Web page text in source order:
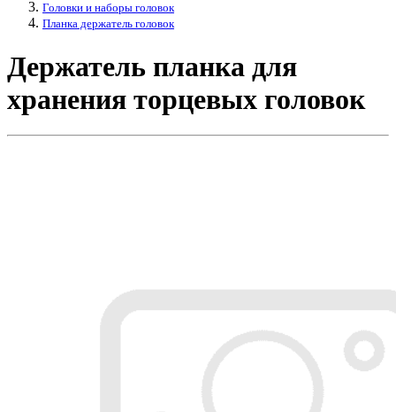
Головки и наборы головок
Планка держатель головок
Держатель планка для
хранения торцевых головок